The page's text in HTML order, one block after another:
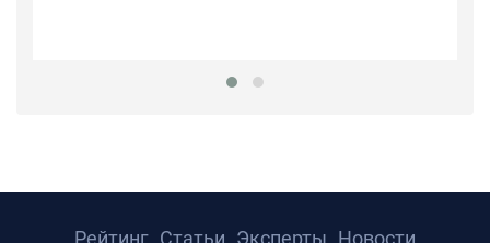
Рейтинг Статьи Эксперты Новости